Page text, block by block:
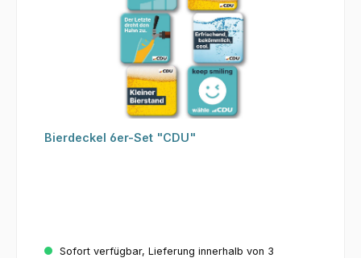
Bierdeckel 6er-Set "CDU"
Sofort verfügbar, Lieferung innerhalb von 3